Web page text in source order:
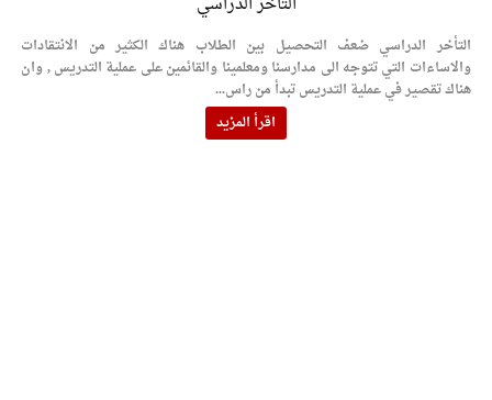
التأخر الدراسي ضعف التحصيل بين الطلاب هناك الكثير من الانتقادات
والاساءات التي تتوجه الى مدارسنا ومعلمينا والقائمين على عملية التدريس , وان
هناك تقصير في عملية التدريس تبدأ من راس...
اقرأ المزيد